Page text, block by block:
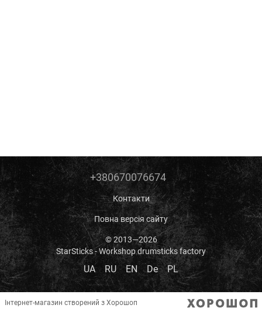
+380670076674
Контакти
Повна версія сайту
© 2013—2026
StarSticks - Workshop drumsticks factory
UA RU EN De PL
Інтернет-магазин створений з Хорошоп